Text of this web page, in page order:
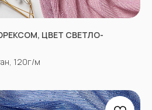
ЦВЕТ СВЕТЛО-
120г/м
на все